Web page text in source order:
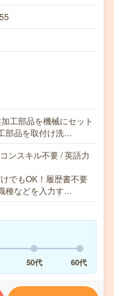
工部品を機械にセット
部品を取付け洗…
ンスキル不要 / 英語力
でもOK！履歴書不要
種などを入力す…
50代 60代